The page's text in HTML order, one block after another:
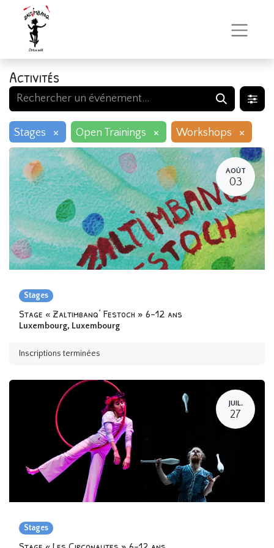
Activités
Stages × Open Trainings × Workshops ×
AOÛT
03
Stages
Stage « Zaltimbanq’ Festoch » 6-12 ans
Luxembourg, Luxembourg
Inscriptions terminées
JUIL.
27
Stages